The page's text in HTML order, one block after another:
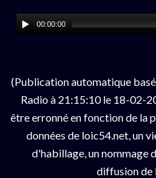
00:00:00
(Publication automatique
Radio à 21:15:10 le 18-02-
être erronné en fonction de la
données de loic54.net, un
d'habillage, un nommage
diffusion de